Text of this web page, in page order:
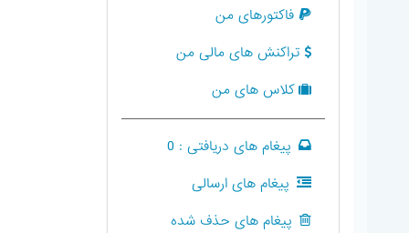
فاکتورهای من
تراکنش های مالی من
کلاس های من
پیغام های دریافتی : 0
پیغام های ارسالی
پیغام های حذف شده